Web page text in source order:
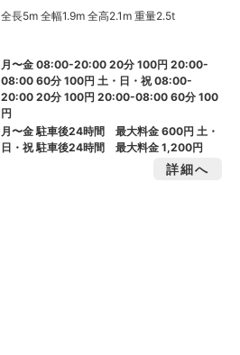
全長5m 全幅1.9m 全高2.1m 重量2.5t
月〜金 08:00-20:00 20分 100円 20:00-
08:00 60分 100円 土・日・祝 08:00-
20:00 20分 100円 20:00-08:00 60分 100
円
月〜金 駐車後24時間 最大料金600円土・
日・祝 駐車後24時間 最大料金1,200円
詳細へ